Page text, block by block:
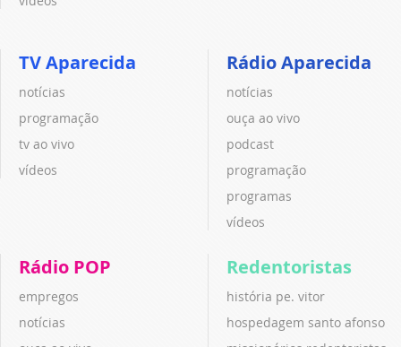
TV Aparecida
notícias
programação
tv ao vivo
vídeos
Rádio Aparecida
notícias
ouça ao vivo
podcast
programação
programas
vídeos
Rádio POP
empregos
notícias
Redentoristas
história pe. vitor
hospedagem santo afonso